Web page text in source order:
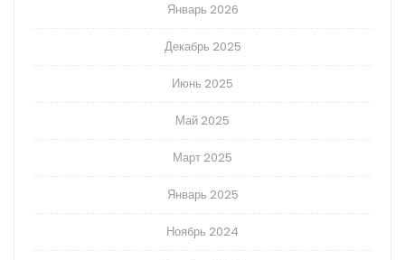
Январь 2026
Декабрь 2025
Июнь 2025
Май 2025
Март 2025
Январь 2025
Ноябрь 2024